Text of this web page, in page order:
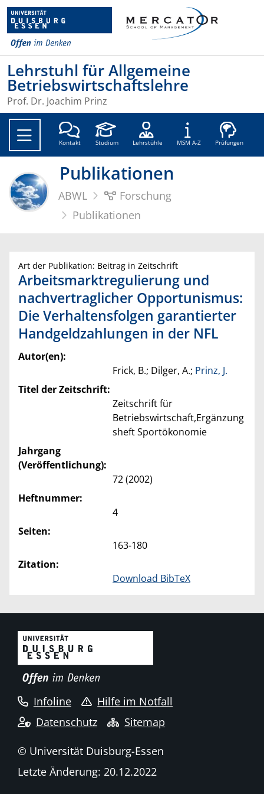
Lehrstuhl für Allgemeine
Betriebswirtschaftslehre
Prof. Dr. Joachim Prinz
Kontakt Studium Lehrstühle MSM A-Z Prüfungen
Publikationen
ABWL
Forschung
Publikationen
Art der Publikation: Beitrag in Zeitschrift
Arbeitsmarktregulierung und
nachvertraglicher Opportunismus:
Die Verhaltensfolgen garantierter
Handgeldzahlungen in der NFL
Autor(en):
Frick, B.; Dilger, A.; Prinz, J.
Titel der Zeitschrift:
Zeitschrift für
Betriebswirtschaft,Ergänzung
sheft Sportökonomie
Jahrgang
(Veröffentlichung):
72 (2002)
Heftnummer:
4
Seiten:
163-180
Zitation:
Download BibTeX
Infoline
Hilfe im Notfall
Datenschutz
Sitemap
© Universität Duisburg-Essen
Letzte Änderung: 20.12.2022